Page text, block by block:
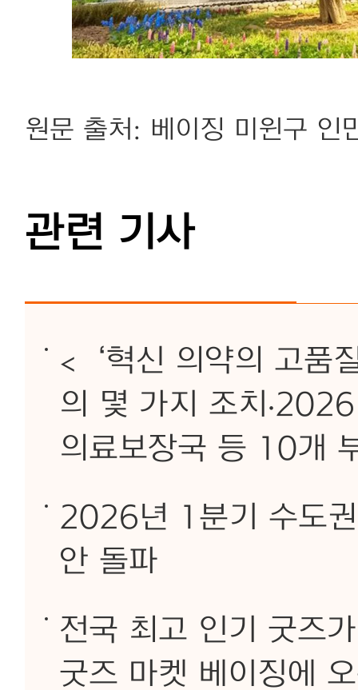
원문 출처: 베이징 미윈구 인
관련 기사
<‘혁신 의약의 고품
의 몇 가지 조치
의료보장국 등 10개
2026년 1분기 수도
안 돌파
전국 최고 인기 굿즈
굿즈 마켓 베이징에